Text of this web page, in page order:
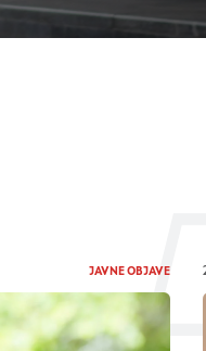
JAVNE OBJAVE